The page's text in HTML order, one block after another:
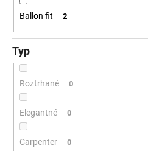
Ballon fit 2
Typ
Roztrhané 0
Elegantné 0
Carpenter 0